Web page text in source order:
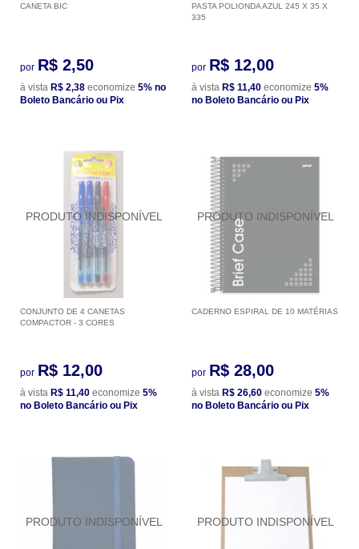
CANETA BIC
por R$ 2,50
à vista R$ 2,38 economize 5% no
Boleto Bancário ou Pix
PASTA POLIONDA AZUL 245 X 35 X
335
por R$ 12,00
à vista R$ 11,40 economize 5%
no Boleto Bancário ou Pix
CONJUNTO DE 4 CANETAS
COMPACTOR - 3 CORES
por R$ 12,00
à vista R$ 11,40 economize 5%
no Boleto Bancário ou Pix
CADERNO ESPIRAL DE 10 MATÉRIAS
por R$ 28,00
à vista R$ 26,60 economize 5%
no Boleto Bancário ou Pix